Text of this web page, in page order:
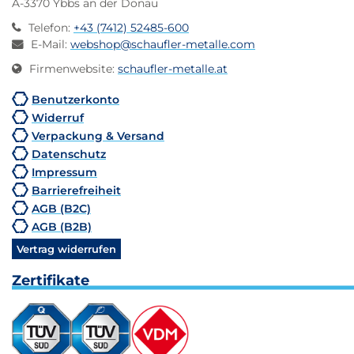
A-3370 Ybbs an der Donau
Telefon: +43 (7412) 52485-600
E-Mail: webshop@schaufler-metalle.com
Firmenwebsite: schaufler-metalle.at
Benutzerkonto
Widerruf
Verpackung & Versand
Datenschutz
Impressum
Barrierefreiheit
AGB (B2C)
AGB (B2B)
Vertrag widerrufen
Zertifikate